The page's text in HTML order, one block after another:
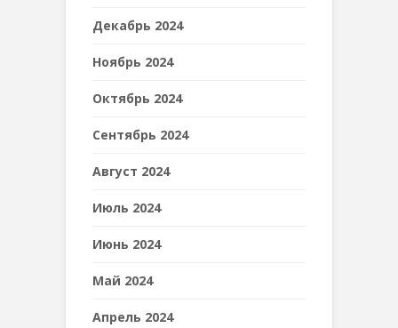
Декабрь 2024
Ноябрь 2024
Октябрь 2024
Сентябрь 2024
Август 2024
Июль 2024
Июнь 2024
Май 2024
Апрель 2024